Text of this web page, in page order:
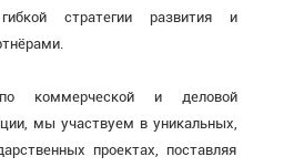
стратегии развития и
коммерческой и деловой
мы участвуем в уникальных,
проектах, поставляя